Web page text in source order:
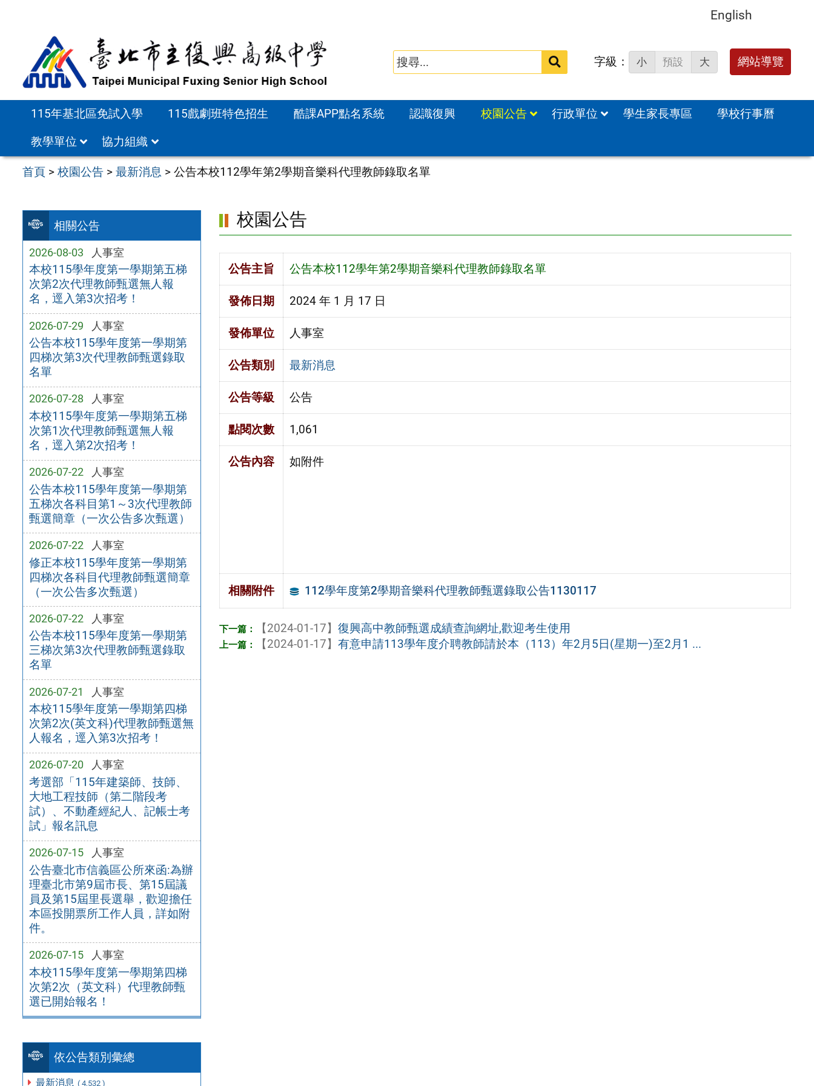
English
搜
字級： 小 預設 大 網站導覽
115年基北區免試入學 115戲劇班特色招生 酷課APP點名系統 認識復興 校園公告 行政單位 學生家長專區
學校行事曆
教學單位
協力組織
首頁 >校園公告 >最新消息 >公告本校112學年第2學期音樂科代理教師錄取名單
相關公告
2026-08-03 人事室
本校115學年度第一學期第五梯
次第2次代理教師甄選無人報
名，逕入第3次招考！
2026-07-29 人事室
公告本校115學年度第一學期第
四梯次第3次代理教師甄選錄取
名單
2026-07-28 人事室
本校115學年度第一學期第五梯
次第1次代理教師甄選無人報
名，逕入第2次招考！
2026-07-22 人事室
公告本校115學年度第一學期第
五梯次各科目第1～3次代理教師
甄選簡章（一次公告多次甄選）
2026-07-22 人事室
修正本校115學年度第一學期第
四梯次各科目代理教師甄選簡章
（一次公告多次甄選）
2026-07-22 人事室
公告本校115學年度第一學期第
三梯次第3次代理教師甄選錄取
名單
2026-07-21 人事室
本校115學年度第一學期第四梯
次第2次(英文科)代理教師甄選無
人報名，逕入第3次招考！
2026-07-20 人事室
考選部「115年建築師、技師、
大地工程技師（第二階段考
試）、不動產經紀人、記帳士考
試」報名訊息
2026-07-15 人事室
公告臺北市信義區公所來函:為辦
理臺北市第9屆市長、第15屆議
員及第15屆里長選舉，歡迎擔任
本區投開票所工作人員，詳如附
件。
2026-07-15 人事室
本校115學年度第一學期第四梯
次第2次（英文科）代理教師甄
選已開始報名！
依公告類別彙總
最新消息 ( 4,532 )
校園公告
公告主旨 公告本校112學年第2學期音樂科代理教師錄取名單
發佈日期 2024 年 1 月 17 日
發佈單位 人事室
公告類別 最新消息
公告等級 公告
點閱次數 1,061
公告內容 如附件
相關附件 112學年度第2學期音樂科代理教師甄選錄取公告1130117
【2024-01-17】復興高中教師甄選成績查詢網址,歡迎考生使用
【2024-01-17】有意申請113學年度介聘教師請於本（113）年2月5日(星期一)至2月1 ...